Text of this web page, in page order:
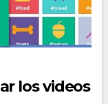
los videos